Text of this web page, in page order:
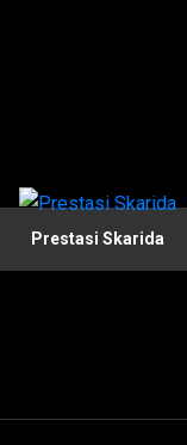
Prestasi Skarida